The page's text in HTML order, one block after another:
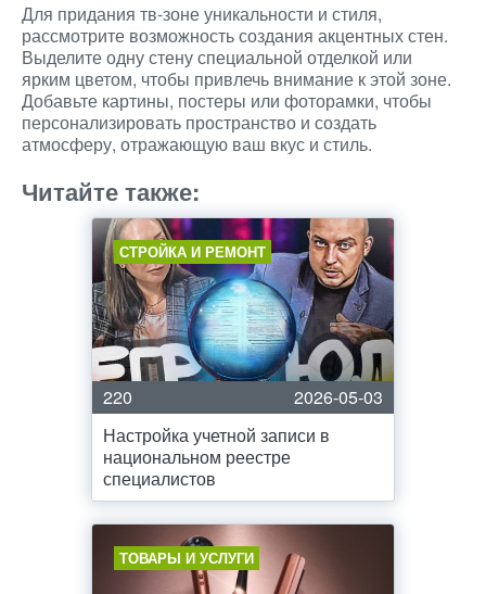
Для придания тв-зоне уникальности и стиля,
рассмотрите возможность создания акцентных стен.
Выделите одну стену специальной отделкой или
ярким цветом, чтобы привлечь внимание к этой зоне.
Добавьте картины, постеры или фоторамки, чтобы
персонализировать пространство и создать
атмосферу, отражающую ваш вкус и стиль.
Читайте также:
СТРОЙКА И РЕМОНТ
220
2026-05-03
Настройка учетной записи в
национальном реестре
специалистов
ТОВАРЫ И УСЛУГИ